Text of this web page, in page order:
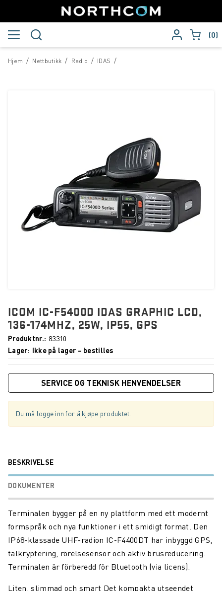
0
/
Hjem /
Nettbutikk /
Radio /
IDAS
ICOM IC-F5400D IDAS GRAPHIC LCD,
136-174MHZ, 25W, IP55, GPS
Produktnr.
83310
Lager
Ikke på lager – bestilles
SERVICE OG TEKNISK HENVENDELSER
Du må logge inn for å kjøpe produktet.
BESKRIVELSE
DOKUMENTER
Terminalen bygger på en ny plattform med ett modernt
formspråk och nya funktioner i ett smidigt format. Den
IP68-klassade UHF-radion IC-F4400DT har inbyggd GPS,
talkryptering, rörelsesensor och aktiv brusreducering.
Terminalen är förberedd för Bluetooth (via licens).
Liten, slimmad och smart Det kompakta utseendet